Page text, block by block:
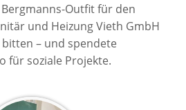
Outfit für den
und Heizung Vieth GmbH
– und spendete
für soziale Projekte.